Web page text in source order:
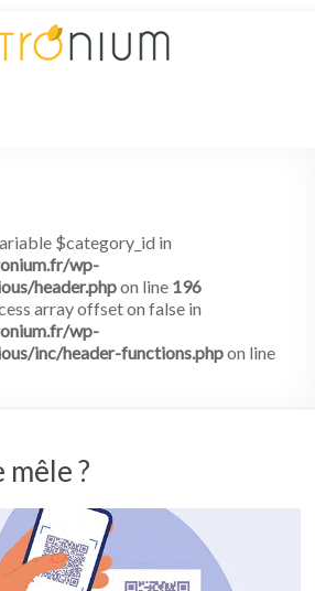
$category_id in
wp-
header.phpon line 196
array offset on false in
wp-
inc/header-functions.phpon line
mêle ?